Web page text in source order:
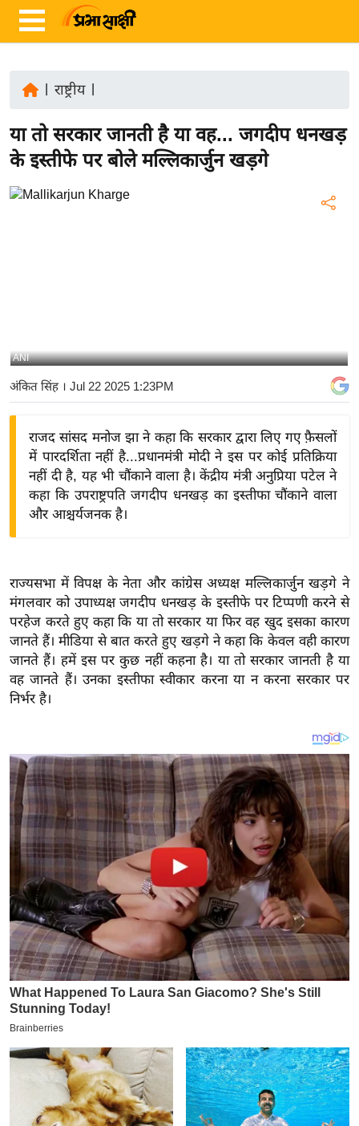
ज़ा
ख
र
ष्ट्री
य
बि
द्यो
त
वि
शे
ष
ज्ञ
रा
ज
ट
खे
ल
क्रि
के
ट
I
P
L
2
0
2
6
राष्ट्रीय|
या तो सरकार जानती है या वह... जगदीप धनखड़
के इस्तीफे पर बोले मल्लिकार्जुन खड़गे
ANI
अंकित सिंह। Jul 22 2025 1:23PM
राजद सांसद मनोज झा ने कहा कि सरकार द्वारा लिए गए फ़ैसलों
में पारदर्शिता नहीं है...प्रधानमंत्री मोदी ने इस पर कोई प्रतिक्रिया
नहीं दी है, यह भी चौंकाने वाला है। केंद्रीय मंत्री अनुप्रिया पटेल ने
कहा कि उपराष्ट्रपति जगदीप धनखड़ का इस्तीफा चौंकाने वाला
और आश्चर्यजनक है।
राज्यसभा में विपक्ष के नेता और कांग्रेस अध्यक्ष मल्लिकार्जुन खड़गे ने
मंगलवार को उपाध्यक्ष जगदीप धनखड़ के इस्तीफे पर टिप्पणी करने से
परहेज करते हुए कहा कि या तो सरकार या फिर वह खुद इसका कारण
जानते हैं। मीडिया से बात करते हुए खड़गे ने कहा कि केवल वही कारण
जानते हैं। हमें इस पर कुछ नहीं कहना है। या तो सरकार जानती है या
वह जानते हैं। उनका इस्तीफा स्वीकार करना या न करना सरकार पर
निर्भर है।